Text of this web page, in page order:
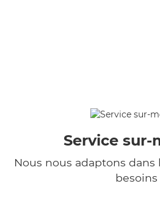
Service sur-
Nous nous adaptons
besoins